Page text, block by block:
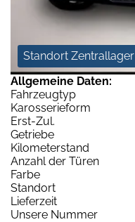
Standort Zentrallager
Allgemeine Daten:
Fahrzeugtyp
Karosserieform
Erst-Zul.
Getriebe
Kilometerstand
Anzahl der Türen
Farbe
Standort
Lieferzeit
Unsere Nummer